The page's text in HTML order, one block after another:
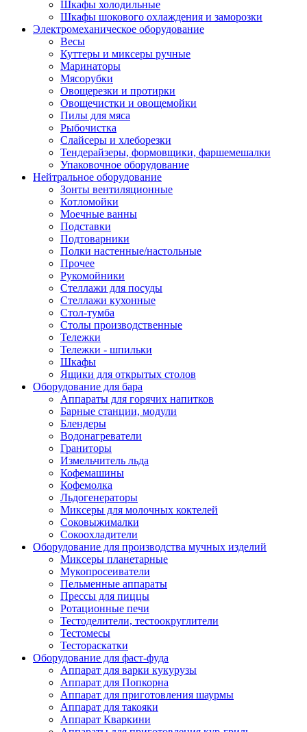
Шкафы холодильные
Шкафы шокового охлаждения и заморозки
Электромеханическое оборудование
Весы
Куттеры и миксеры ручные
Маринаторы
Мясорубки
Овощерезки и протирки
Овощечистки и овощемойки
Пилы для мяса
Рыбочистка
Слайсеры и хлеборезки
Тендерайзеры, формовщики, фаршемешалки
Упаковочное оборудование
Нейтральное оборудование
Зонты вентиляционные
Котломойки
Моечные ванны
Подставки
Подтоварники
Полки настенные/настольные
Прочее
Рукомойники
Стеллажи для посуды
Стеллажи кухонные
Стол-тумба
Столы производственные
Тележки
Тележки - шпильки
Шкафы
Ящики для открытых столов
Оборудование для бара
Аппараты для горячих напитков
Барные станции, модули
Блендеры
Водонагреватели
Граниторы
Измельчитель льда
Кофемашины
Кофемолка
Льдогенераторы
Миксеры для молочных коктелей
Соковыжималки
Сокоохладители
Оборудование для производства мучных изделий
Миксеры планетарные
Мукопросеиватели
Пельменные аппараты
Прессы для пиццы
Ротационные печи
Тестоделители, тестоокруглители
Тестомесы
Тестораскатки
Оборудование для фаст-фуда
Аппарат для варки кукурузы
Аппарат для Попкорна
Аппарат для приготовления шаурмы
Аппарат для такояки
Аппарат Кваркини